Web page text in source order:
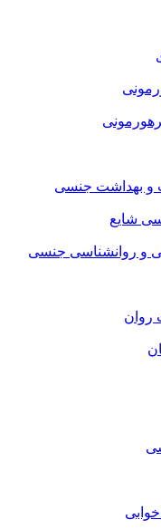
و بهداشت جنسی
شایع
و روانشناسی جنسی
روان